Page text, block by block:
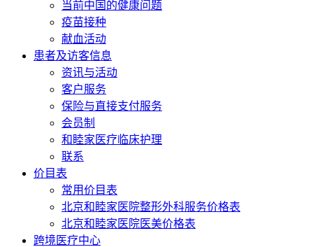
当前中国的健康问题
疫苗接种
献血活动
患者及访客信息
资讯与活动
客户服务
保险与直接支付服务
会员制
和睦家医疗临床护理
联系
价目表
常用价目表
北京和睦家医院整形外科服务价格表
北京和睦家医院医美价格表
跨境医疗中心